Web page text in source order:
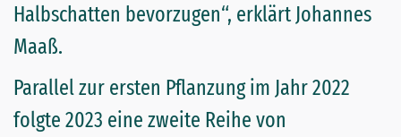
Halbschatten bevorzugen“, erklärt Johannes
Maaß.
Parallel zur ersten Pflanzung im Jahr 2022
folgte 2023 eine zweite Reihe von